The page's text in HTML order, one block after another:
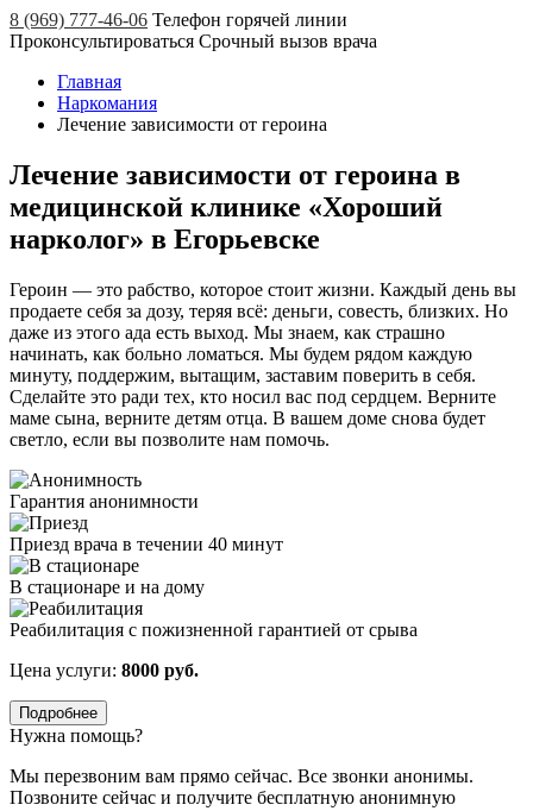
8 (969) 777-46-06 Телефон горячей линии
Проконсультироваться Срочный вызов врача
Главная
Наркомания
Лечение зависимости от героина
Лечение зависимости от героина в
медицинской клинике «Хороший
нарколог» в Егорьевске
Героин — это рабство, которое стоит жизни. Каждый день вы
продаете себя за дозу, теряя всё: деньги, совесть, близких. Но
даже из этого ада есть выход. Мы знаем, как страшно
начинать, как больно ломаться. Мы будем рядом каждую
минуту, поддержим, вытащим, заставим поверить в себя.
Сделайте это ради тех, кто носил вас под сердцем. Верните
маме сына, верните детям отца. В вашем доме снова будет
светло, если вы позволите нам помочь.
Гарантия анонимности
Приезд врача в течении 40 минут
В стационаре и на дому
Реабилитация с пожизненной гарантией от срыва
Цена услуги: 8000 руб.
Подробнее
Нужна помощь?
Мы перезвоним вам прямо сейчас. Все звонки анонимы.
Позвоните сейчас и получите бесплатную анонимную